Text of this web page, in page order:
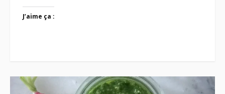
J’aime ça :